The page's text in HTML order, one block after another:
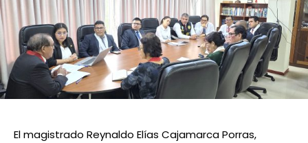
El magistrado Reynaldo Elías Cajamarca Porras,